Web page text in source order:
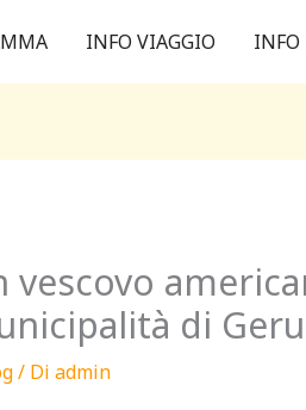
INFO VIAGGIO INFO
vescovo
di
/ Di admin